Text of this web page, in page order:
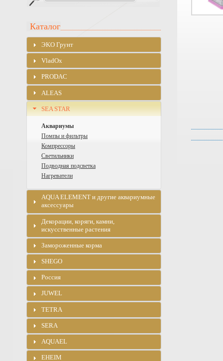
Каталог
ЭKO Грунт
VladOx
PRODAC
ALEAS
SEA STAR
Аквариумы
Помпы и фильтры
Компрессоры
Светильники
Подводная подсветка
Нагреватели
AQUA ELEMENT и другие аквариумные
аксессуары
Декорации, коряги, камни,
искусственные растения
Замороженные корма
SHEGO
Россия
JUWEL
TETRA
SERA
AQUAEL
EHEIM